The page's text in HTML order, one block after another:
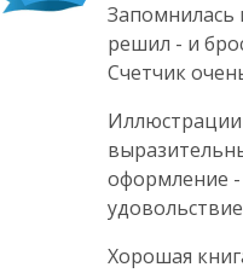
Запомнилась
решил - и
Счетчик
оформление
Хорошая